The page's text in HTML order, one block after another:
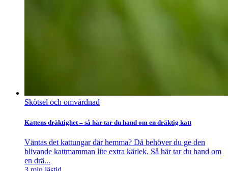
Skötsel och omvårdnad
Kattens dräktighet – så här tar du hand om en dräktig katt
Väntas det kattungar där hemma? Då behöver du ge den
blivande kattmamman lite extra kärlek. Så här tar du hand om
en drä...